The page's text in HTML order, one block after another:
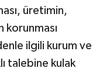
üretimin,
korunması
ilgili kurum ve
talebine kulak